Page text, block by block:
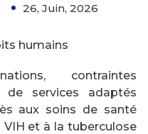
26, Juin, 2026
humains
contraintes
de services adaptés
aux soins de santé
et à la tuberculose